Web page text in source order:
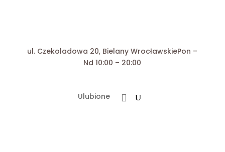
ul. Czekoladowa 20, Bielany WrocławskiePon –
Nd 10:00 – 20:00
Ulubione